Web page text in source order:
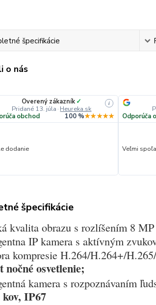
špecifikácie
o nás
Overený zákazník ✓
Pridané 13. júla · Heureka.sk
i
obchod 100 %★★★★★
dodanie
Odporúča
Veľmi
špecifikácie
kvalita obrazu s rozlíšením 8 MP
IP kamera s aktívným
kompresie H.264/H.264+/
nočné osvetlenie;
kamera s rozpoznávaním
IP67